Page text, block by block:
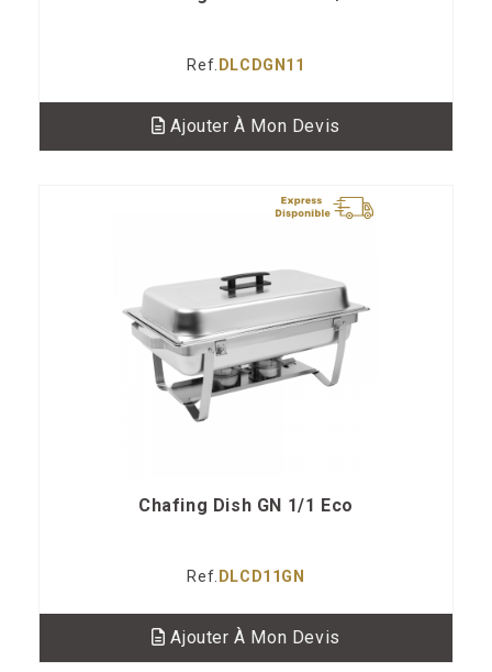
Ref. DLCDGN11
Ajouter À Mon Devis
Chafing Dish GN 1/1 Eco
Ref. DLCD11GN
Ajouter À Mon Devis